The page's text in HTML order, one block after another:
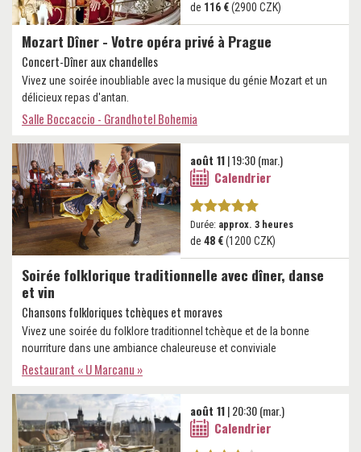
Mozart Dîner - Votre opéra privé à Prague
Concert-Dîner aux chandelles
Vivez une soirée inoubliable avec la musique du génie Mozart et un
délicieux repas d'antan.
Salle Boccaccio - Grandhotel Bohemia
de 116 €(2900 CZK)
Soirée folklorique traditionnelle avec dîner, danse
et vin
Chansons folkloriques tchèques et moraves
Vivez une soirée du folklore traditionnel tchèque et de la bonne
nourriture dans une ambiance chaleureuse et conviviale
Restaurant « U Marcanu »
août 11| 19:30 (mar.)
Calendrier
Durée: approx. 3 heures
de 48 €(1200 CZK)
août 11| 20:30 (mar.)
Calendrier